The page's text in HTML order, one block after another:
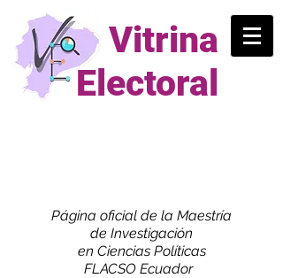
Vitrina
Electoral
Página oficial de la Maestría
de Investigación
en Ciencias Políticas
FLACSO Ecuador